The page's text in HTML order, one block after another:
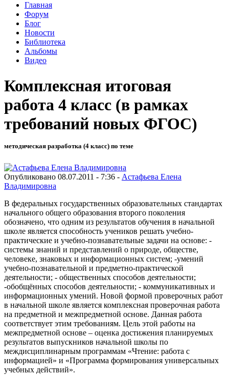
Главная
Форум
Блог
Новости
Библиотека
Альбомы
Видео
Комплексная итоговая
работа 4 класс (в рамках
требований новых ФГОС)
методическая разработка (4 класс) по теме
Опубликовано 08.07.2011 - 7:36 - Астафьева Елена
Владимировна
В федеральных государственных образовательных стандартах
начального общего образования второго поколения
обозначено, что одним из результатов обучения в начальной
школе является способность учеников решать учебно-
практические и учебно-познавательные задачи на основе: -
системы знаний и представлений о природе, обществе,
человеке, знаковых и информационных систем; -умений
учебно-познавательной и предметно-практической
деятельности; - общественных способов деятельности;
-обобщённых способов деятельности; - коммуникативных и
информационных умений. Новой формой проверочных работ
в начальной школе является комплексная проверочная работа
на предметной и межпредметной основе. Данная работа
соответствует этим требованиям. Цель этой работы на
межпредметной основе – оценка достижения планируемых
результатов выпускников начальной школы по
междисциплинарным программам «Чтение: работа с
информацией» и «Программа формирования универсальных
учебных действий».